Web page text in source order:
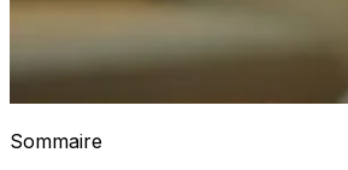
Sommaire